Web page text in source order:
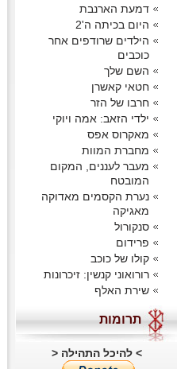
דמעת הארנבת
היום בכיתה ה'2
הילדים שרודפים אחר
כוכבים
השם שלך
חטאי קאשרן
חרבו של הזר
ילדי הזאב: אמה ויוקי
מאקרוס אפס
מחברת המוות
מעבר לעננים, המקום
המובטח
נערת הקסמים מאדוקה
מאגיקה
סנקורול
פרידום
קולו של כוכב
רורואוני קנשין: זיכרונות
שירת האלף
תרומות
> להיכל התהילה <